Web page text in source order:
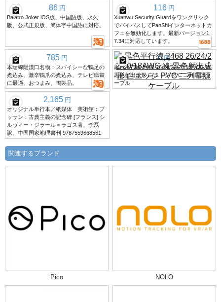
86 円
Balatro Joker iOS版、中国語版、永久
版、公式正規版、簡体字中国語に対応。
116 円
Xuanwu Security Guardをワンクリック
でバイパスしてPanShiインターネットカ
フェを無効化します。最新バージョン1.
7.34に対応しています。
785 円
本場綿陽漢口名物：スパイシーな鴨足の
煮込み、激辛鴨爪の煮込み、テレビ鑑賞
に最適、おつまみ、鴨製品。
6 円
黒色平行線 2468 26/24/22/20/18AWG 線
黒色射出成形 白エッジ PVC 二列電源ケ
ーブル
2,165 円
オリジナル単行本／紙媒体 美術館：プ
ッサン：古典主義の記念碑 [フランス] シ
ルヴィー・ジラール＝ラゴス著、李磊
訳、中国国家地理書刊 9787559668561
関連するブランド
Pico NOLO